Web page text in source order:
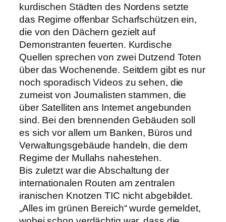
kurdischen Städten des Nordens setzte
das Regime offenbar Scharfschützen ein,
die von den Dächern gezielt auf
Demonstranten feuerten. Kurdische
Quellen sprechen von zwei Dutzend Toten
über das Wochenende. Seitdem gibt es nur
noch sporadisch Videos zu sehen, die
zumeist von Journalisten stammen, die
über Satelliten ans Internet angebunden
sind. Bei den brennenden Gebäuden soll
es sich vor allem um Banken, Büros und
Verwaltungsgebäude handeln, die dem
Regime der Mullahs nahestehen.
Bis zuletzt war die Abschaltung der
internationalen Routen am zentralen
iranischen Knotzen TIC nicht abgebildet.
„Alles im grünen Bereich“ wurde gemeldet,